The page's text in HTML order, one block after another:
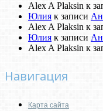
Alex A Plaksin к
Юлия к записи
Alex A Plaksin к
Юлия к записи
Alex A Plaksin к
Навигация
Карта сайта